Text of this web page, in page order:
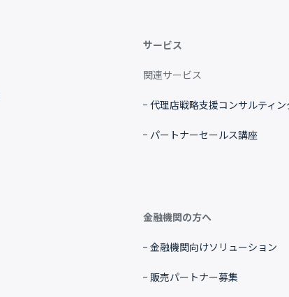
サービス
関連サービス
代理店戦略支援コンサルティン
パートナーセールス講座
金融機関の方へ
金融機関向けソリューション
販売パートナー募集